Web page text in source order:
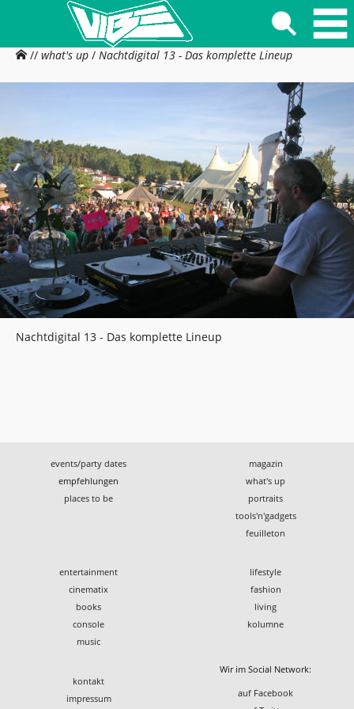
// what's up / Nachtdigital 13 - Das komplette Lineup
Nachtdigital 13 - Das komplette Lineup
events/party dates
empfehlungen
places to be
magazin
what's up
portraits
tools'n'gadgets
feuilleton
entertainment
cinematix
books
console
music
lifestyle
fashion
living
kolumne
kontakt
impressum
Wir im Social Network:
auf Facebook